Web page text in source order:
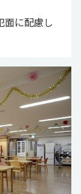
面に配慮し